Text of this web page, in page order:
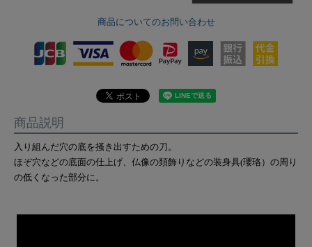
商品についてのお問い合わせ
商品説明
入り組んだ穴の底を掻き出すための刀。
ほぞ穴などの底面の仕上げ、仏像の頚飾りなどの装身具(瓔珞）の周り
の低くなった部分に。